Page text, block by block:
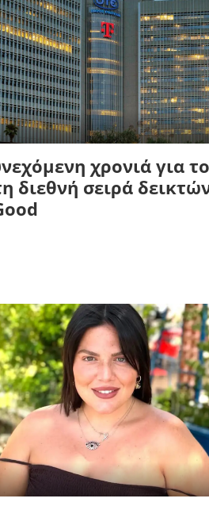
χρονιά για
διεθνή σειρά